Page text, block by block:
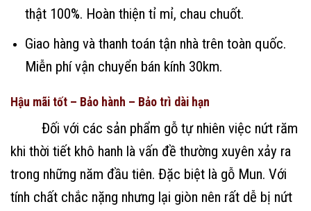
thật 100%. Hoàn thiện tỉ mỉ, chau chuốt.
Giao hàng và thanh toán tận nhà trên toàn quốc.
Miễn phí vận chuyển bán kính 30km.
Hậu mãi tốt – Bảo hành – Bảo trì dài hạn
Đối với các sản phẩm gỗ tự nhiên việc nứt răm
khi thời tiết khô hanh là vấn đề thường xuyên xảy ra
trong những năm đầu tiên. Đặc biệt là gỗ Mun. Với
tính chất chắc nặng nhưng lại giòn nên rất dễ bị nứt